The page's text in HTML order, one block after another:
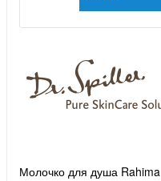
Молочко для душа Rahima